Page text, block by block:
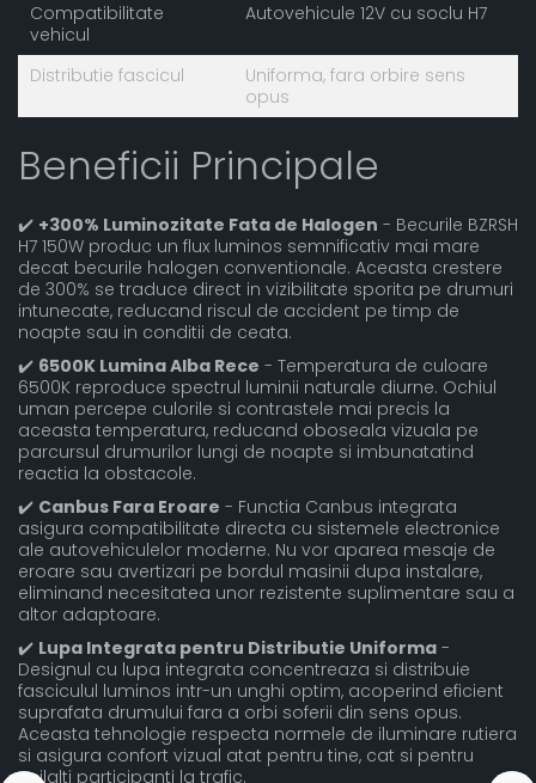
Compatibilitate
vehicul
Autovehicule 12V cu soclu H7
Distributie fascicul
Uniforma, fara orbire sens
opus
Beneficii Principale
✔️ +300% Luminozitate Fata de Halogen - Becurile BZRSH
H7 150W produc un flux luminos semnificativ mai mare
decat becurile halogen conventionale. Aceasta crestere
de 300% se traduce direct in vizibilitate sporita pe drumuri
intunecate, reducand riscul de accident pe timp de
noapte sau in conditii de ceata.
✔️ 6500K Lumina Alba Rece - Temperatura de culoare
6500K reproduce spectrul luminii naturale diurne. Ochiul
uman percepe culorile si contrastele mai precis la
aceasta temperatura, reducand oboseala vizuala pe
parcursul drumurilor lungi de noapte si imbunatatind
reactia la obstacole.
✔️ Canbus Fara Eroare - Functia Canbus integrata
asigura compatibilitate directa cu sistemele electronice
ale autovehiculelor moderne. Nu vor aparea mesaje de
eroare sau avertizari pe bordul masinii dupa instalare,
eliminand necesitatea unor rezistente suplimentare sau a
altor adaptoare.
✔️ Lupa Integrata pentru Distributie Uniforma -
Designul cu lupa integrata concentreaza si distribuie
fasciculul luminos intr-un unghi optim, acoperind eficient
suprafata drumului fara a orbi soferii din sens opus.
Aceasta tehnologie respecta normele de iluminare rutiera
si asigura confort vizual atat pentru tine, cat si pentru
ceilalti participanti la trafic.